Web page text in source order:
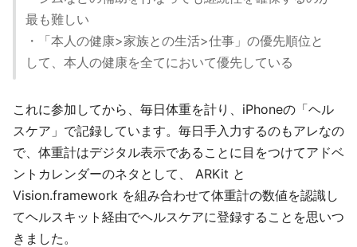
最も難しい
・「本人の健康>家族との生活>仕事」の優先順位と
して、本人の健康を全てにおいて優先している
これに参加してから、毎日体重を計り、iPhoneの「ヘル
スケア」で記録しています。毎日手入力するのもアレなの
で、体重計はデジタル表示であることに目をつけてアドベ
ントカレンダーのネタとして、 ARKit と
Vision.framework を組み合わせて体重計の数値を認識し
てヘルスキット経由でヘルスケアに登録することを思いつ
きました。